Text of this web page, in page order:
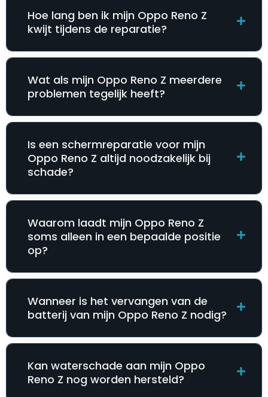
Hoe lang ben ik mijn Oppo Reno Z
kwijt tijdens de reparatie?
Wat als mijn Oppo Reno Z meerdere
problemen tegelijk heeft?
Is een schermreparatie voor mijn
Oppo Reno Z altijd noodzakelijk bij
schade?
Waarom laadt mijn Oppo Reno Z
soms alleen in een bepaalde positie
op?
Wanneer is het vervangen van de
batterij van mijn Oppo Reno Z nodig?
Kan waterschade aan mijn Oppo
Reno Z nog worden hersteld?